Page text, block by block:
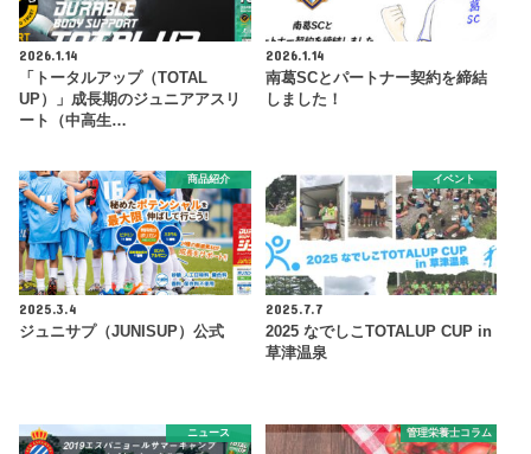
2026.1.14
「トータルアップ（TOTAL
UP）」成長期のジュニアアスリ
ート（中高生…
2026.1.14
南葛SCとパートナー契約を締結
しました！
商品紹介
2025.3.4
ジュニサプ（JUNISUP）公式
イベント
2025.7.7
2025 なでしこTOTALUP CUP in
草津温泉
ニュース 管理栄養士コラム